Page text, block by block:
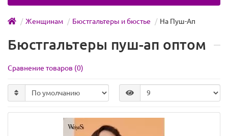
Женщинам Бюстгальтеры и бюстье На Пуш-Ап
Бюстгальтеры пуш-ап оптом
Сравнение товаров (0)